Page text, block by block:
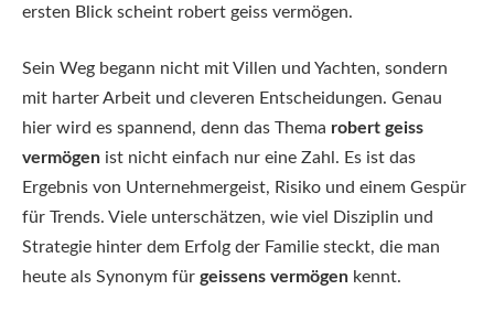
ersten Blick scheint robert geiss vermögen.
Sein Weg begann nicht mit Villen und Yachten, sondern
mit harter Arbeit und cleveren Entscheidungen. Genau
hier wird es spannend, denn das Thema robert geiss
vermögen ist nicht einfach nur eine Zahl. Es ist das
Ergebnis von Unternehmergeist, Risiko und einem Gespür
für Trends. Viele unterschätzen, wie viel Disziplin und
Strategie hinter dem Erfolg der Familie steckt, die man
heute als Synonym für geissens vermögen kennt.